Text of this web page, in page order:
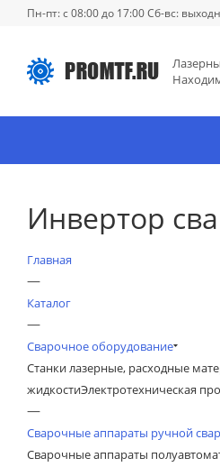
Пн-пт: с 08:00 до 17:00 Сб-вс:
Инвертор
Главная
—
Каталог
—
Сварочное оборудование
Станки лазерные, расходные
жидкостиЭлектротехническая
—
Сварочные аппараты ручной
Сварочные аппараты